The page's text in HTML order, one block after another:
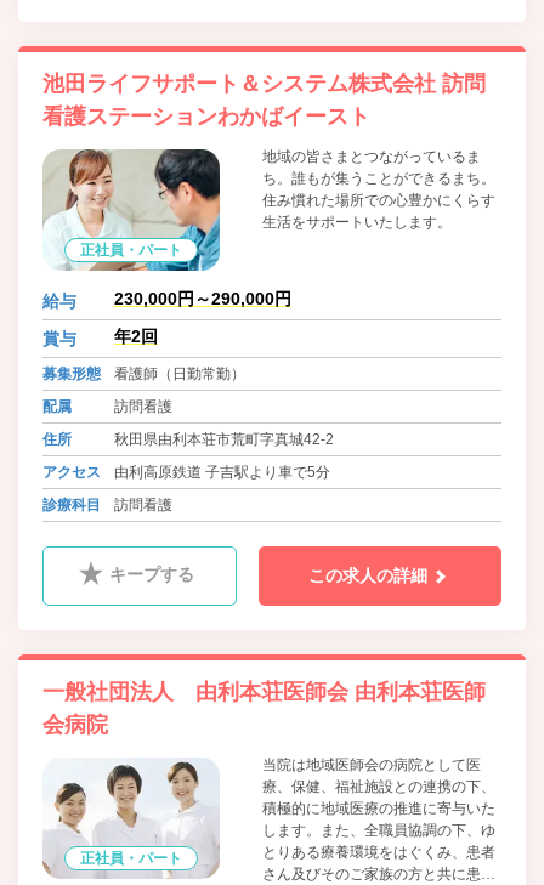
池田ライフサポート＆システム株式会社 訪問
看護ステーションわかばイースト
正社員・パート
地域の皆さまとつながっているま
ち。誰もが集うことができるまち。
住み慣れた場所での心豊かにくらす
生活をサポートいたします。
給与 230,000円～290,000円
賞与 年2回
募集形態
看護師（日勤常勤）
配属
訪問看護
住所
秋田県由利本荘市荒町字真城42-2
アクセス
由利高原鉄道 子吉駅より車で5分
診療科目
訪問看護
キープする この求人の詳細
一般社団法人 由利本荘医師会 由利本荘医師
会病院
正社員・パート
当院は地域医師会の病院として医
療、保健、福祉施設との連携の下、
積極的に地域医療の推進に寄与いた
します。また、全職員協調の下、ゆ
とりある療養環境をはぐくみ、患者
さん及びそのご家族の方と共に患者